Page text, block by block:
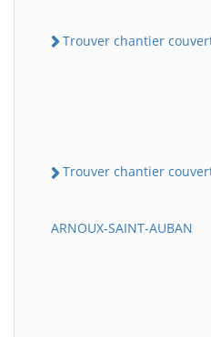
Trouver chantier
Trouver chantier
ARNOUX-SAINT-AUBAN